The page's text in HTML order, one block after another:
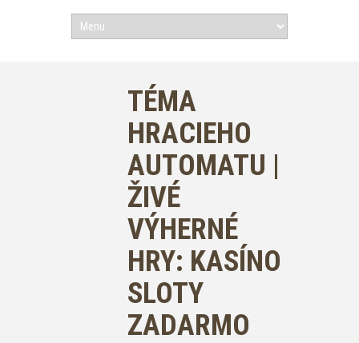
TÉMA
HRACIEHO
AUTOMATU |
ŽIVÉ
VÝHERNÉ
HRY: KASÍNO
SLOTY
ZADARMO